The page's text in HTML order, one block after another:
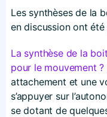
Les synthèses de la
en discussion ont été
La synthèse de la
pour le mouvement ?
attachement et une
s’appuyer sur
se dotant de